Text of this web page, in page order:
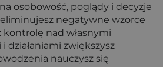
osobowość, poglądy i decyzje
negatywne wzorce
kontrolę nad własnymi
działaniami zwiększysz
nauczysz się